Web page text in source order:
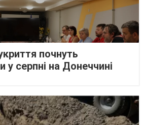
почнуть
у серпні на Донеччині